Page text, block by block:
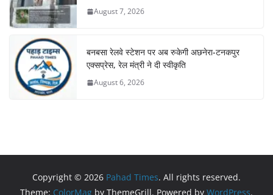
August 7, 2026
बनबसा रेलवे स्टेशन पर अब रुकेगी अछनेरा-टनकपुर
एक्सप्रेस, रेल मंत्री ने दी स्वीकृति
August 6, 2026
Copyright © 2026 Pahad Times. All rights reserved.
Theme: ColorMag by ThemeGrill. Powered by WordPress.